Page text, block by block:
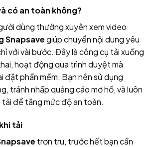
có an toàn không?
dùng thường xuyên xem video
Snapsavegiúp chuyển nội dung yêu
với vài bước. Đây là công cụ tải xuống
hoạt động qua trình duyệt mà
đặt phần mềm. Bạn nên sử dụng
tránh nhấp quảng cáo mơ hồ, và luôn
để tăng mức độ an toàn.
tải
trơn tru, trước hết bạn cần